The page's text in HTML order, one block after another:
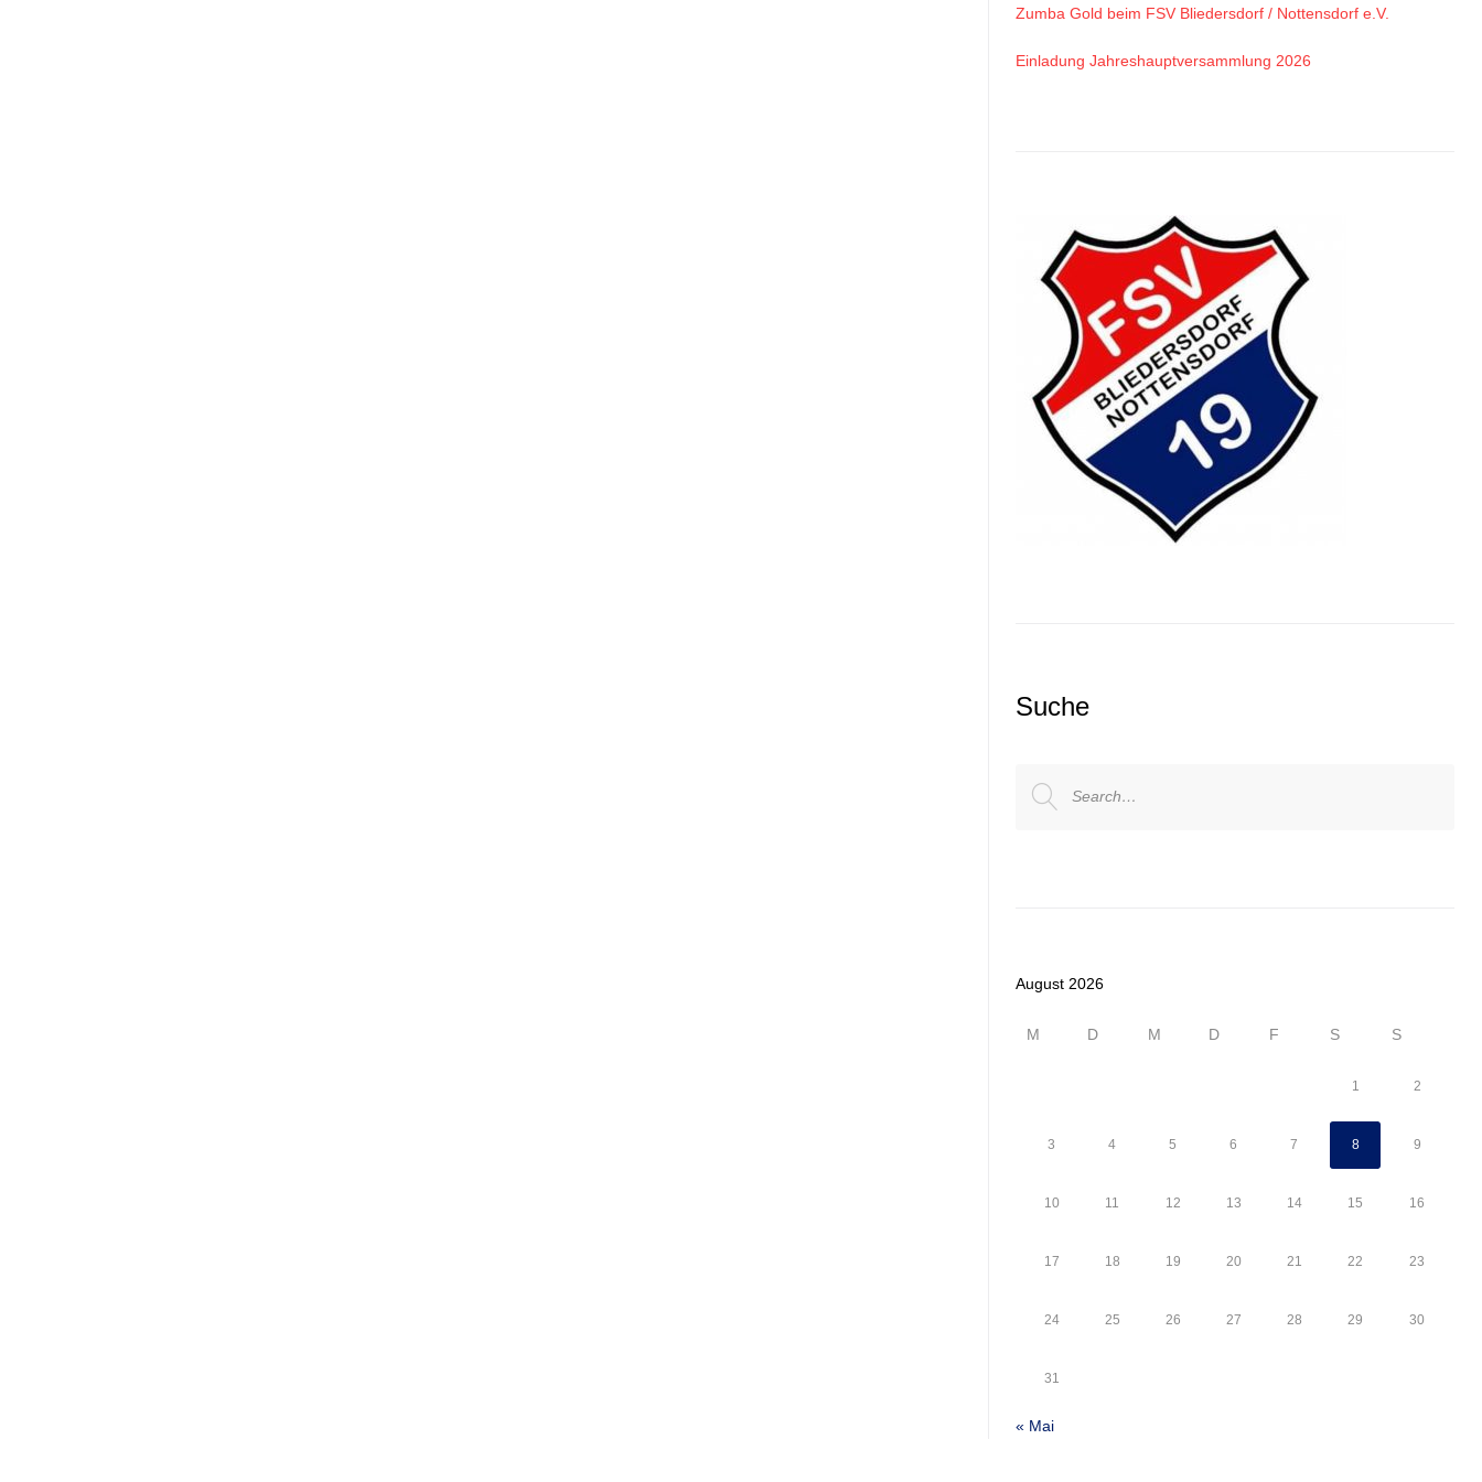
Zumba Gold beim FSV Bliedersdorf / Nottensdorf e.V.
Einladung Jahreshauptversammlung 2026
Suche
for:
August 2026
M D M D F S S
1 2
3 4 5 6 7 8 9
10 11 12 13 14 15 16
17 18 19 20 21 22 23
24 25 26 27 28 29 30
31
« Mai